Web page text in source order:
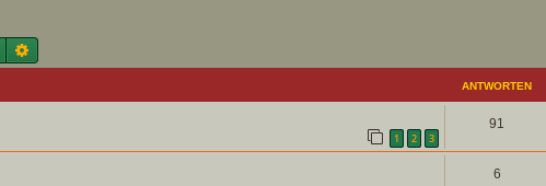
Suche
ANTWORTEN
1 2 3
91
6